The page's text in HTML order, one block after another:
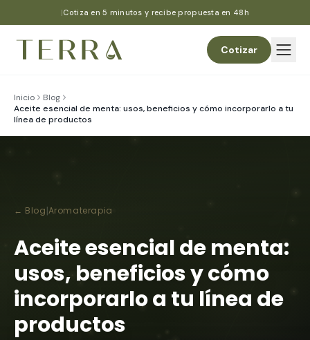
Ir al contenido
|Cotiza en 5 minutos y recibe propuesta en 48h
Cotizar
Inicio
Blog
Aceite esencial de menta: usos, beneficios y cómo incorporarlo a tu
línea de productos
← Blog|Aromaterapia
Aceite esencial de menta:
usos, beneficios y cómo
incorporarlo a tu línea de
productos